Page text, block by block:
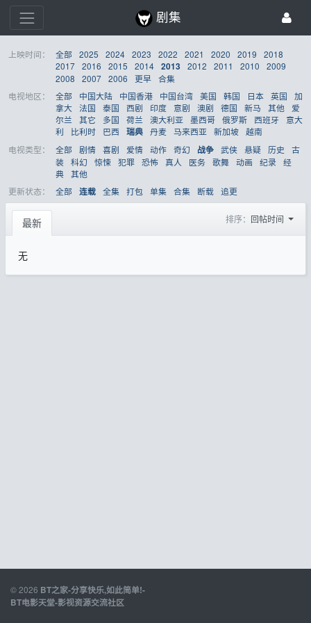
剧集
上映时间： 全部 2025 2024 2023 2022 2021 2020 2019
2018
2017 2016 2015 2014 2013 2012 2011 2010
2009
2008
2007 2006 更早 合集
电视地区：
全部 中国大陆 中国香港 中国台湾 美国 韩国 日本 英国
加
拿大 法国 泰国 西剧 印度 意剧 澳剧 德国 新马 其他
爱
尔兰
其它 多国 荷兰 澳大利亚 墨西哥 俄罗斯 西班牙
意大
利
比利时 巴西 瑞典 丹麦 马来西亚 新加坡 越南
电视类型：
全部 剧情 喜剧 爱情 动作 奇幻 战争 武侠 悬疑 历史
古
装 科幻 惊悚 犯罪 恐怖 真人 医务 歌舞 动画 纪录 经
典 其他
更新状态：
全部 连载 全集 打包 单集 合集 断载 追更
最新 排序： 回帖时间
无
© 2026 BT之家-分享快乐,如此简单!-
BT电影天堂-影视资源交流社区